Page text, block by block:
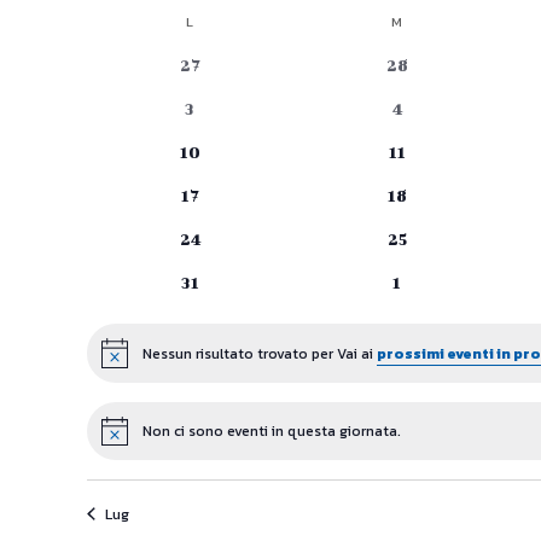
Calendario
L M
0
27
0
28
0
3
0
4
0
10
0
11
0
17
0
18
0
24
0
25
0
31
0
1
NoticeNessun risultato trovato per Vai ai prossimi eventi in
NoticeNon ci sono eventi in questa giornata.
Lug